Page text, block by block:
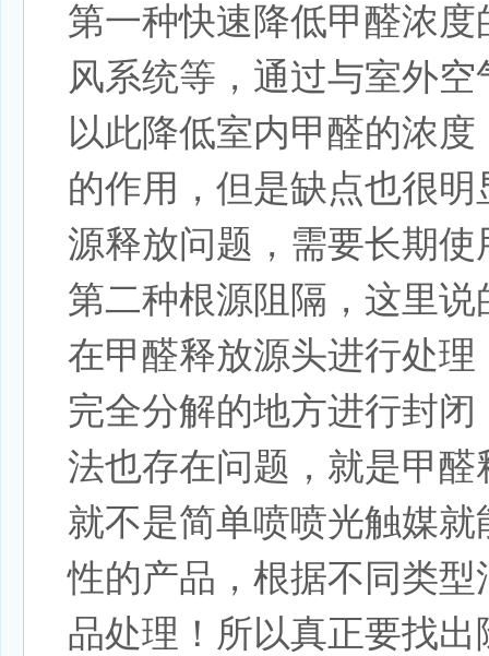
第一种快速降低甲醛浓
风系统等，通过与室外
以此降低室内甲醛的浓
的作用，但是缺点也很
源释放问题，需要长期使
第二种根源阻隔，这里
在甲醛释放源头进行处
完全分解的地方进行封
法也存在问题，就是甲
就不是简单喷喷光触媒
性的产品，根据不同类
品处理！所以真正要找